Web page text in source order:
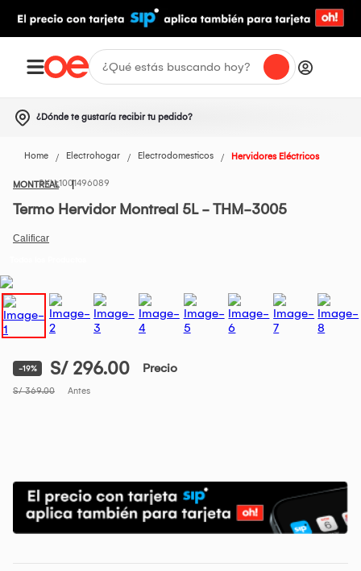
¿Dónde te gustaría recibir tu pedido?
Home Electrohogar Electrodomesticos Hervidores Eléctricos
MONTREAL1001496089
Termo Hervidor Montreal 5L - THM-3005
-19% S/ 296.00 Precio
S/ 369.00 Antes